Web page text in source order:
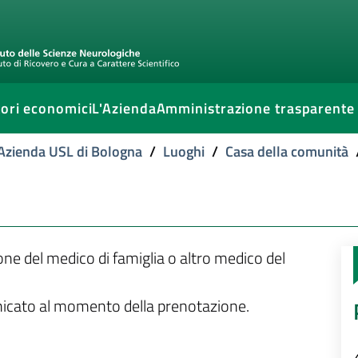
economiciL'AziendaAmministrazione trasparente
USL di Bologna / Luoghi / Casa della comunità
del medico di famiglia o altro medico del
al momento della prenotazione.